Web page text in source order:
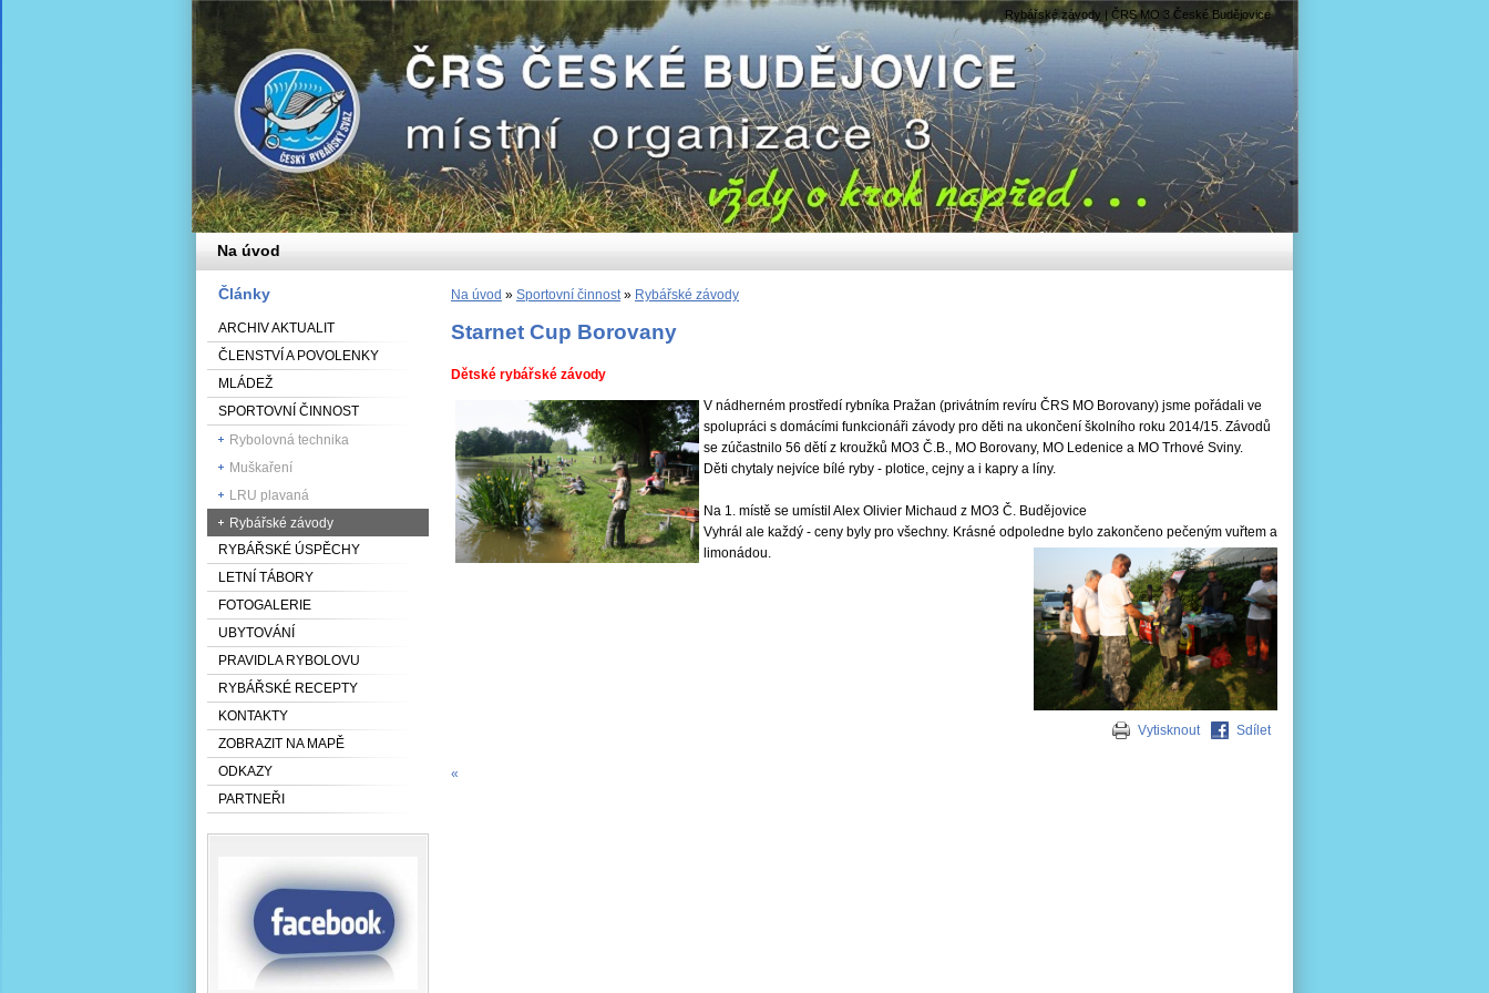
Rybářské závody | ČRS MO 3 České Budějovice
Články
ARCHIV AKTUALIT
ČLENSTVÍ A POVOLENKY
MLÁDEŽ
SPORTOVNÍ ČINNOST
Rybolovná technika
Muškaření
LRU plavaná
Rybářské závody
RYBÁŘSKÉ ÚSPĚCHY
LETNÍ TÁBORY
FOTOGALERIE
UBYTOVÁNÍ
PRAVIDLA RYBOLOVU
RYBÁŘSKÉ RECEPTY
KONTAKTY
ZOBRAZIT NA MAPĚ
ODKAZY
PARTNEŘI
Na úvod » Sportovní činnost » Rybářské závody
Starnet Cup Borovany
Dětské rybářské závody
V nádherném prostředí rybníka Pražan (privátním revíru ČRS MO Borovany) jsme pořádali ve
spolupráci s domácími funkcionáři závody pro děti na ukončení školního roku 2014/15. Závodů
se zúčastnilo 56 dětí z kroužků MO3 Č.B., MO Borovany, MO Ledenice a MO Trhové Sviny.
Děti chytaly nejvíce bílé ryby - plotice, cejny a i kapry a líny.
Na 1. místě se umístil Alex Olivier Michaud z MO3 Č. Budějovice
Vyhrál ale každý - ceny byly pro všechny. Krásné odpoledne bylo zakončeno pečeným vuřtem a
limonádou.
Sdílet
Vytisknout
«
Na úvod